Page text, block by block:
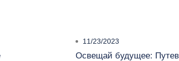
11/23/2023
Освещай будущее: